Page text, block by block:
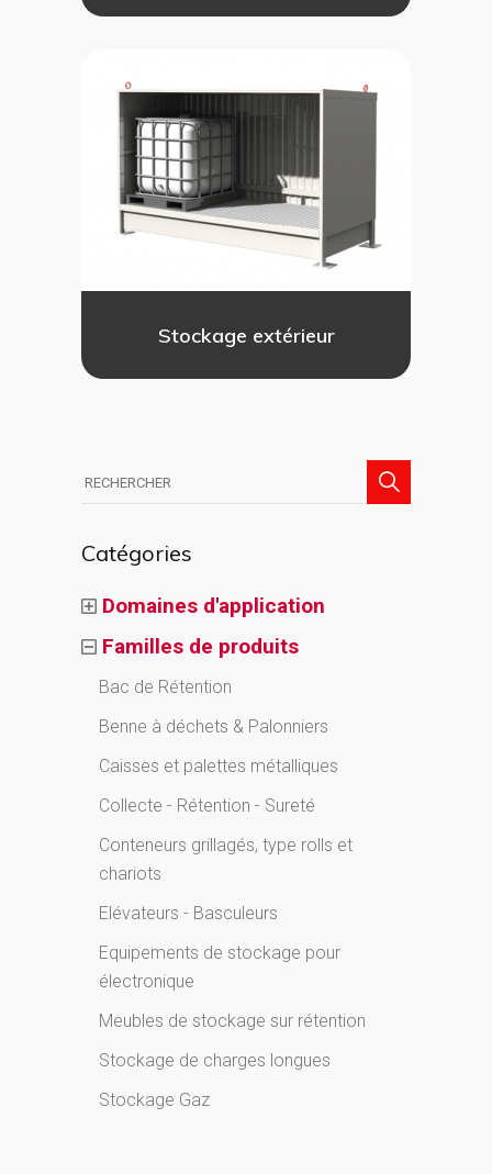
Stockage extérieur
for:
Catégories
Domaines d'application
Familles de produits
Bac de Rétention
Benne à déchets & Palonniers
Caisses et palettes métalliques
Collecte - Rétention - Sureté
Conteneurs grillagés, type rolls et
chariots
Elévateurs - Basculeurs
Equipements de stockage pour
électronique
Meubles de stockage sur rétention
Stockage de charges longues
Stockage Gaz